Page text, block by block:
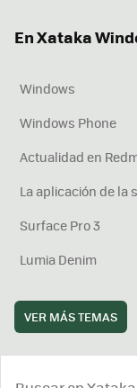
En Xataka
Windows
Windows Phone
Actualidad en
La aplicación de la
Surface Pro 3
Lumia Denim
VER MÁS TEMAS